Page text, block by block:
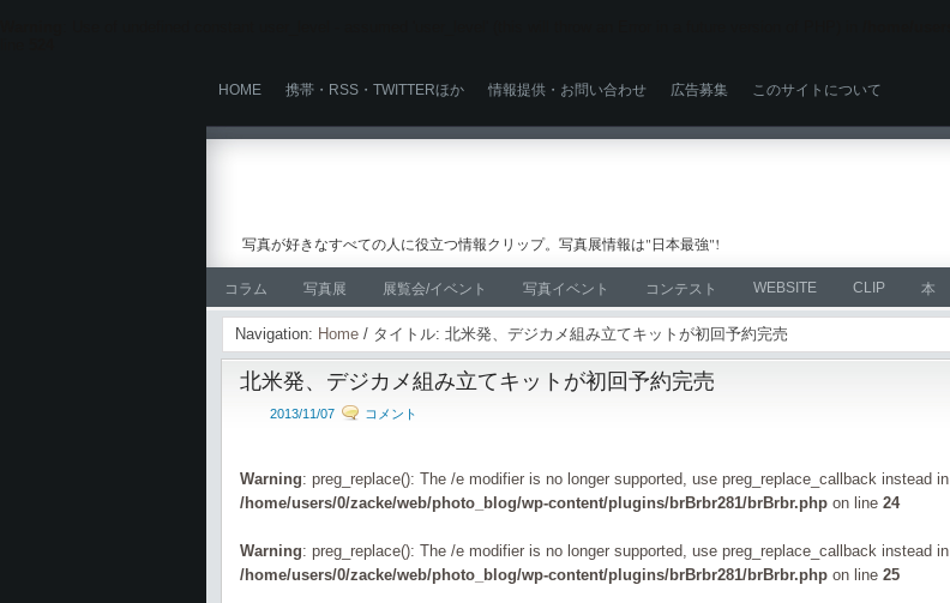
HOME 携帯・RSS・TWITTERほか 情報提供・お問い合わせ 広告募集 このサイトについて
写真が好きなすべての人に役立つ情報クリップ。写真展情報は"日本最強"!
コラム 写真展 展覧会/イベント 写真イベント コンテスト WEBSITE CLIP 本
Navigation: Home / タイトル: 北米発、デジカメ組み立てキットが初回予約完売
北米発、デジカメ組み立てキットが初回予約完売
2013/11/07 コメント
Warning: preg_replace(): The /e modifier is no longer supported, use preg_replace_callback instead in
/home/users/0/zacke/web/photo_blog/wp-content/plugins/brBrbr281/brBrbr.php on line 24
Warning: preg_replace(): The /e modifier is no longer supported, use preg_replace_callback instead in
/home/users/0/zacke/web/photo_blog/wp-content/plugins/brBrbr281/brBrbr.php on line 25